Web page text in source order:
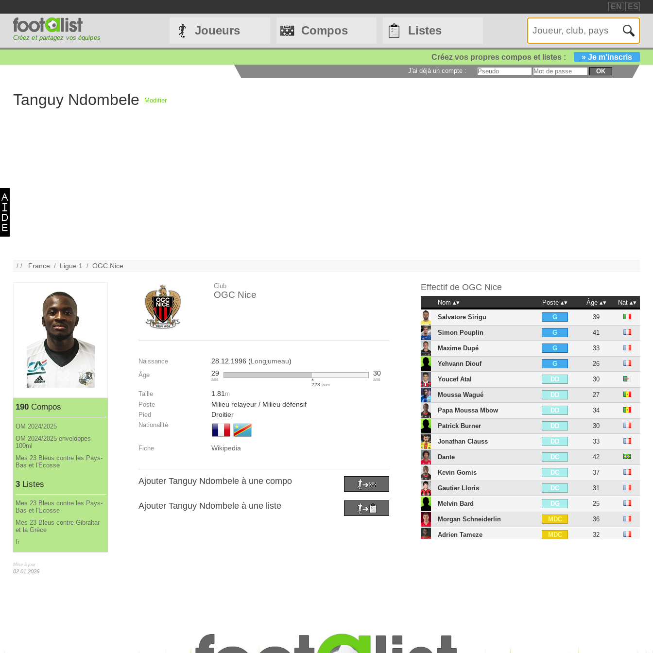
EN ES
Créez et partagez vos équipes
Joueurs Compos Listes
Créez vos propres compos et listes : » Je m'inscris
J'ai déjà un compte : OK
Tanguy Ndombele Modifier
/ / France / Ligue 1 /OGC Nice
190Compos
OM 2024/2025
OM 2024/2025 enveloppes
100ml
Mes 23 Bleus contre les Pays-
Bas et l'Ecosse
3Listes
Mes 23 Bleus contre les Pays-
Bas et l'Ecosse
Mes 23 Bleus contre Gibraltar
et la Grèce
fr
Mise à jour :
02.01.2026
Club
OGC Nice
Naissance 28.12.1996 (Longjumeau)
Âge 29
ans
223jours
30
ans
Taille 1.81m
Poste Milieu relayeur / Milieu défensif
Pied Droitier
Nationalité
Fiche Wikipedia
Ajouter Tanguy Ndombele à une compo
Ajouter Tanguy Ndombele à une liste
Effectif de OGC Nice
Nom Poste Âge
Nat
Salvatore Sirigu
G 39
Simon Pouplin G 41
Maxime Dupé G 33
Yehvann Diouf G 26
Youcef Atal DD 30
Moussa Wagué DD 27
Papa Moussa Mbow DD 34
Patrick Burner DD 30
Jonathan Clauss DD 33
Dante DC 42
Kevin Gomis DC 37
Gautier Lloris DC 31
Melvin Bard DG 25
Morgan Schneiderlin MDC 36
Adrien Tameze MDC 32